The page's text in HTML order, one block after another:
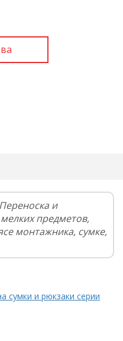
и
предметов,
монтажника, сумке,
сумки и рюкзаки серии